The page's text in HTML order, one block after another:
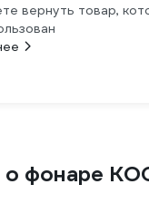
вернуть товар,
фонаре